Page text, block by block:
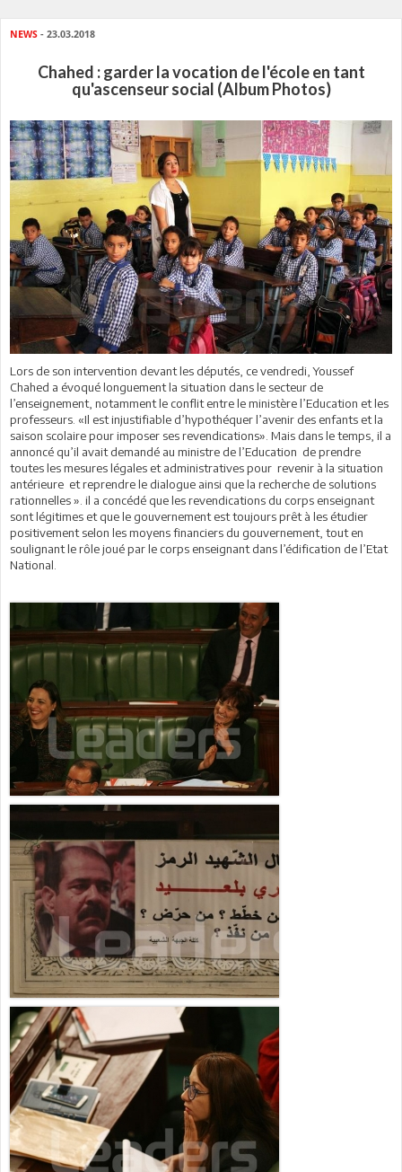
NEWS - 23.03.2018
Chahed : garder la vocation de l'école en tant
qu'ascenseur social (Album Photos)
Lors de son intervention devant les députés, ce vendredi, Youssef
Chahed a évoqué longuement la situation dans le secteur de
l’enseignement, notamment le conflit entre le ministère l’Education et les
professeurs. «Il est injustifiable d’hypothéquer l’avenir des enfants et la
saison scolaire pour imposer ses revendications». Mais dans le temps, il a
annoncé qu’il avait demandé au ministre de l’Education de prendre
toutes les mesures légales et administratives pour revenir à la situation
antérieure et reprendre le dialogue ainsi que la recherche de solutions
rationnelles ». il a concédé que les revendications du corps enseignant
sont légitimes et que le gouvernement est toujours prêt à les étudier
positivement selon les moyens financiers du gouvernement, tout en
soulignant le rôle joué par le corps enseignant dans l’édification de l’Etat
National.